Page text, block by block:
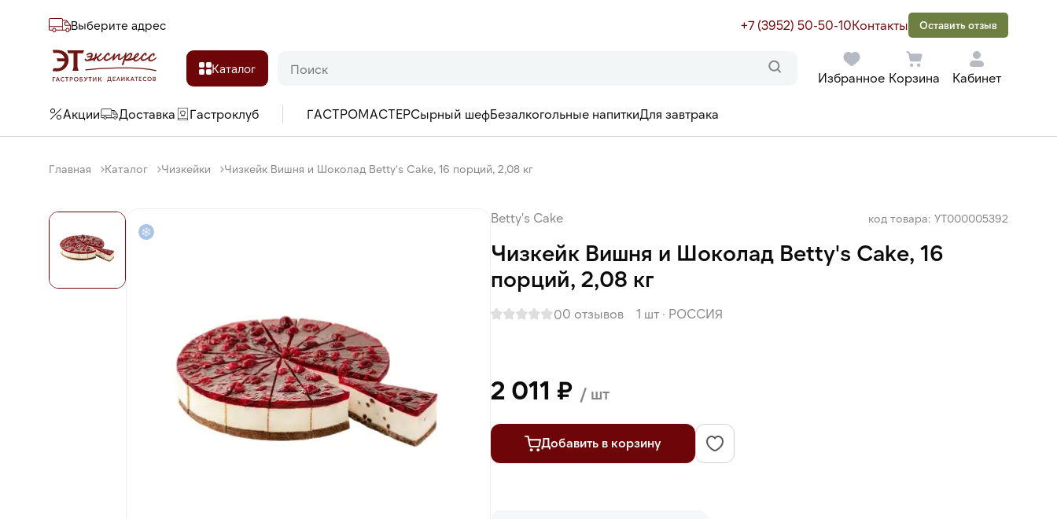
Выберите адреc +7 (3952) 50-50-10Контакты Оставить отзыв
Каталог
Избранное Корзина Кабинет
Акции Доставка Гастроклуб ГАСТРОМАСТЕРСырный шефБезалкогольные напиткиДля завтрака
Главная Каталог Чизкейки Чизкейк Вишня и Шоколад Betty's Cake, 16 порций, 2,08 кг
Betty's Cake код товара: УТ000005392
Чизкейк Вишня и Шоколад Betty's Cake, 16
порций, 2,08 кг
00 отзывов 1 шт · РОССИЯ
2 011 ₽ / шт
Добавить в корзину